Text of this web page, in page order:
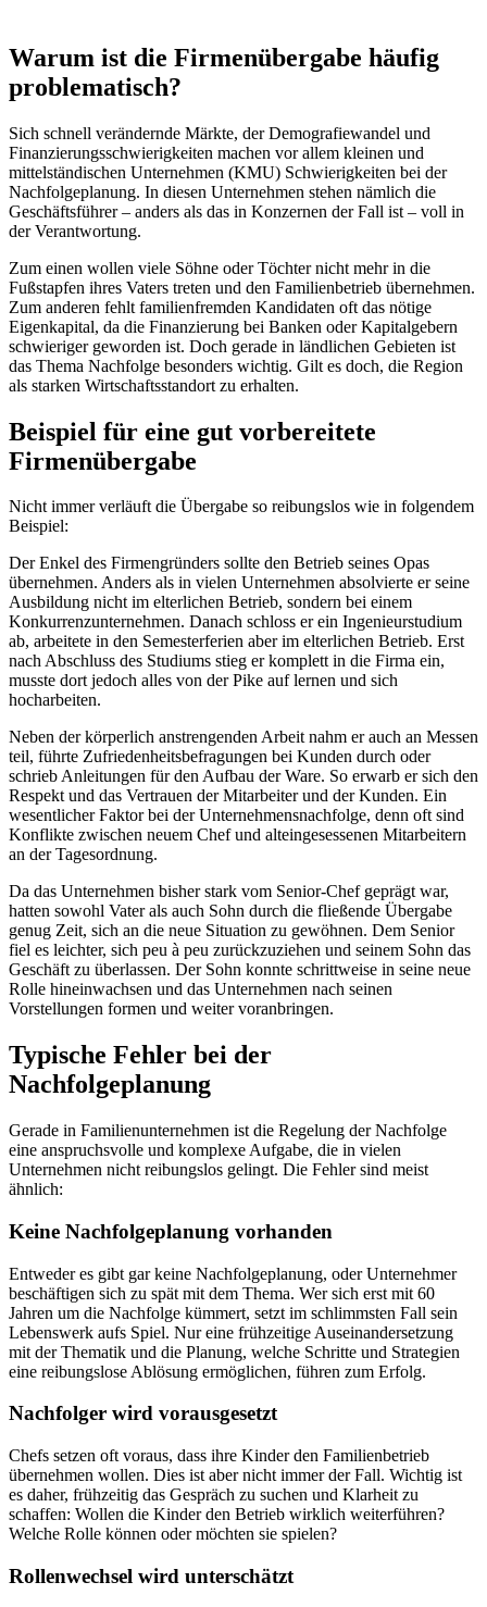
Warum ist die Firmenübergabe häufig
problematisch?
Sich schnell verändernde Märkte, der Demografiewandel und
Finanzierungsschwierigkeiten machen vor allem kleinen und
mittelständischen Unternehmen (KMU) Schwierigkeiten bei der
Nachfolgeplanung. In diesen Unternehmen stehen nämlich die
Geschäftsführer – anders als das in Konzernen der Fall ist – voll in
der Verantwortung.
Zum einen wollen viele Söhne oder Töchter nicht mehr in die
Fußstapfen ihres Vaters treten und den Familienbetrieb übernehmen.
Zum anderen fehlt familienfremden Kandidaten oft das nötige
Eigenkapital, da die Finanzierung bei Banken oder Kapitalgebern
schwieriger geworden ist. Doch gerade in ländlichen Gebieten ist
das Thema Nachfolge besonders wichtig. Gilt es doch, die Region
als starken Wirtschaftsstandort zu erhalten.
Beispiel für eine gut vorbereitete
Firmenübergabe
Nicht immer verläuft die Übergabe so reibungslos wie in folgendem
Beispiel:
Der Enkel des Firmengründers sollte den Betrieb seines Opas
übernehmen. Anders als in vielen Unternehmen absolvierte er seine
Ausbildung nicht im elterlichen Betrieb, sondern bei einem
Konkurrenzunternehmen. Danach schloss er ein Ingenieurstudium
ab, arbeitete in den Semesterferien aber im elterlichen Betrieb. Erst
nach Abschluss des Studiums stieg er komplett in die Firma ein,
musste dort jedoch alles von der Pike auf lernen und sich
hocharbeiten.
Neben der körperlich anstrengenden Arbeit nahm er auch an Messen
teil, führte Zufriedenheitsbefragungen bei Kunden durch oder
schrieb Anleitungen für den Aufbau der Ware. So erwarb er sich den
Respekt und das Vertrauen der Mitarbeiter und der Kunden. Ein
wesentlicher Faktor bei der Unternehmensnachfolge, denn oft sind
Konflikte zwischen neuem Chef und alteingesessenen Mitarbeitern
an der Tagesordnung.
Da das Unternehmen bisher stark vom Senior-Chef geprägt war,
hatten sowohl Vater als auch Sohn durch die fließende Übergabe
genug Zeit, sich an die neue Situation zu gewöhnen. Dem Senior
fiel es leichter, sich peu à peu zurückzuziehen und seinem Sohn das
Geschäft zu überlassen. Der Sohn konnte schrittweise in seine neue
Rolle hineinwachsen und das Unternehmen nach seinen
Vorstellungen formen und weiter voranbringen.
Typische Fehler bei der
Nachfolgeplanung
Gerade in Familienunternehmen ist die Regelung der Nachfolge
eine anspruchsvolle und komplexe Aufgabe, die in vielen
Unternehmen nicht reibungslos gelingt. Die Fehler sind meist
ähnlich:
Keine Nachfolgeplanung vorhanden
Entweder es gibt gar keine Nachfolgeplanung, oder Unternehmer
beschäftigen sich zu spät mit dem Thema. Wer sich erst mit 60
Jahren um die Nachfolge kümmert, setzt im schlimmsten Fall sein
Lebenswerk aufs Spiel. Nur eine frühzeitige Auseinandersetzung
mit der Thematik und die Planung, welche Schritte und Strategien
eine reibungslose Ablösung ermöglichen, führen zum Erfolg.
Nachfolger wird vorausgesetzt
Chefs setzen oft voraus, dass ihre Kinder den Familienbetrieb
übernehmen wollen. Dies ist aber nicht immer der Fall. Wichtig ist
es daher, frühzeitig das Gespräch zu suchen und Klarheit zu
schaffen: Wollen die Kinder den Betrieb wirklich weiterführen?
Welche Rolle können oder möchten sie spielen?
Rollenwechsel wird unterschätzt